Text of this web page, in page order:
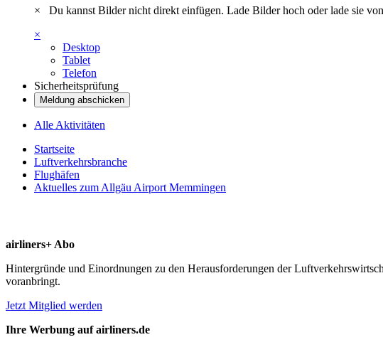
×
Du kannst Bilder nicht direkt einfügen. Lade Bilder hoch oder lade sie
×
Desktop
Tablet
Telefon
Sicherheitsprüfung
Meldung abschicken
Alle Aktivitäten
Startseite
Luftverkehrsbranche
Flughäfen
Aktuelles zum Allgäu Airport Memmingen
airliners+ Abo
Hintergründe und Einordnungen zu den Herausforderungen der
voranbringt.
Jetzt Mitglied werden
Ihre Werbung auf airliners.de